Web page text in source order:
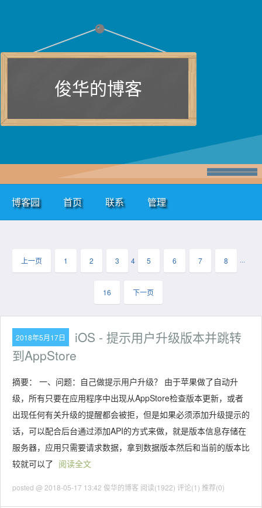
俊华的博客
博客园 首页 联系 管理
上一页 1 2 3 4 5 6 7 8 ···
16 下一页
2018年5月17日
iOS - 提示用户升级版本并跳转
到AppStore
摘要： 一、问题：自己做提示用户升级？ 由于苹果做了自动升
级，所有只要在应用程序中出现从AppStore检查版本更新，或者
出现任何有关升级的提醒都会被拒，但是如果必须添加升级提示的
话，可以配合后台通过添加API的方式来做，就是版本信息存储在
服务器，应用只需要请求数据，拿到数据版本然后和当前的版本比
较就可以了 阅读全文
posted @ 2018-05-17 13:42 俊华的博客 阅读(1922) 评论(1) 推荐(0)